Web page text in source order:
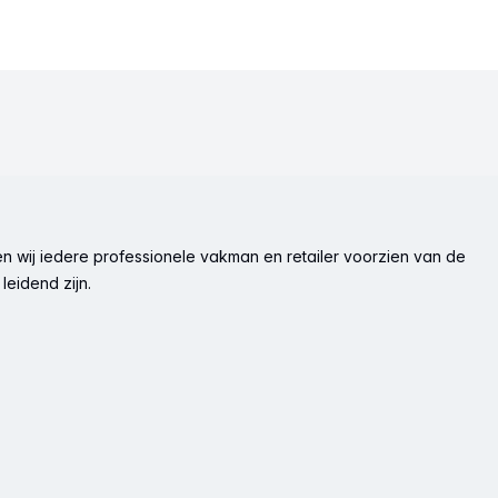
wij iedere professionele vakman en retailer voorzien van de
zijn.